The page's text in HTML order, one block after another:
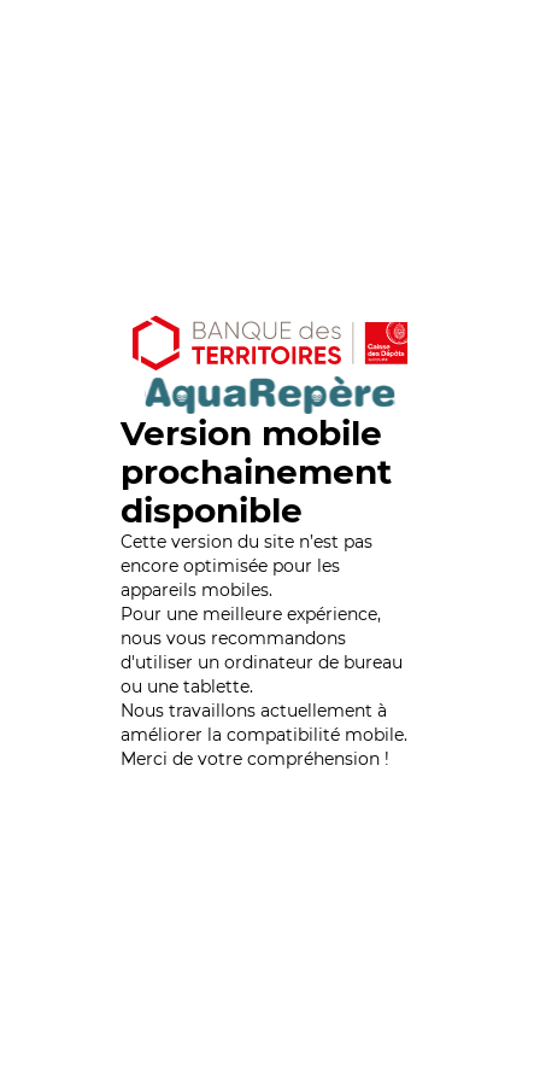
Version mobile
prochainement
disponible
Cette version du site n’est pas
encore optimisée pour les
appareils mobiles.
Pour une meilleure expérience,
nous vous recommandons
d'utiliser un ordinateur de bureau
ou une tablette.
Nous travaillons actuellement à
améliorer la compatibilité mobile.
Merci de votre compréhension !